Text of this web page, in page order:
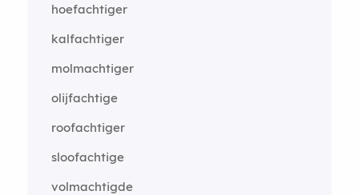
hoefachtiger
kalfachtiger
molmachtiger
olijfachtige
roofachtiger
sloofachtige
volmachtigde